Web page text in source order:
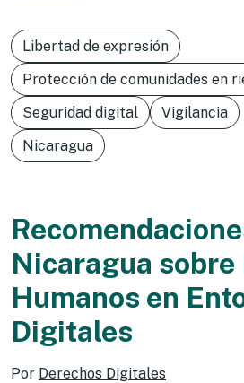
Libertad de expresión
Protección de comunidades en
Seguridad digital
Vigilancia
Nicaragua
Nicaragua sobre
Humanos en
Digitales
Por Derechos Digitales